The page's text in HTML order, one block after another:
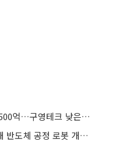
매출 4000억대에 시총은 겨우 500억…구영테크 낮은 몸값에 저가 승계 마무리
라온로보틱스, 국내 유일 차세대 반도체 공정 로봇 개발 ‘고객사 테스트 진행’